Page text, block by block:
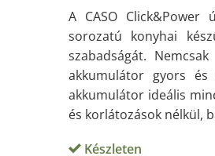
A CASO Click&Power
sorozatú konyhai
szabadságát.
akkumulátor gyors és
akkumulátor ideális
és korlátozások nélkül,
Készleten